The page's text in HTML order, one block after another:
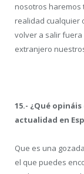
nosotros haremos
realidad cualquier
volver a salir
extranjero
15.- ¿Qué
actualidad en
Que es una
el que puedes